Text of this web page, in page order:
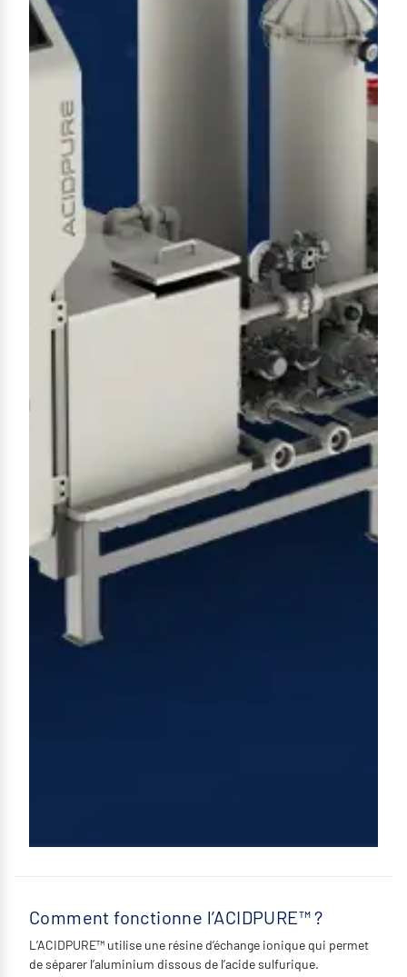
Comment fonctionne l’ACIDPURE™ ?
L’ACIDPURE™ utilise une résine d’échange ionique qui permet
de séparer l’aluminium dissous de l’acide sulfurique.